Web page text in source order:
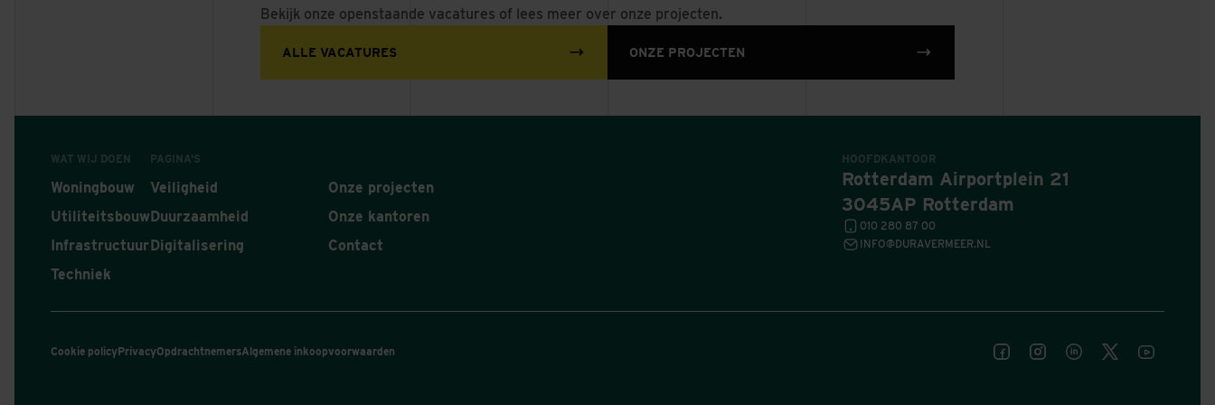
Bekijk onze openstaande vacatures of lees meer over onze projecten.
ALLE VACATURES ONZE PROJECTEN
WAT WIJ DOEN
Woningbouw
Utiliteitsbouw
Infrastructuur
Techniek
PAGINA'S
Veiligheid
Duurzaamheid
Digitalisering
Onze projecten
Onze kantoren
Contact
HOOFDKANTOOR
Rotterdam Airportplein 21
3045AP Rotterdam
010 280 87 00
INFO@DURAVERMEER.NL
Cookie policyPrivacyOpdrachtnemersAlgemene inkoopvoorwaarden